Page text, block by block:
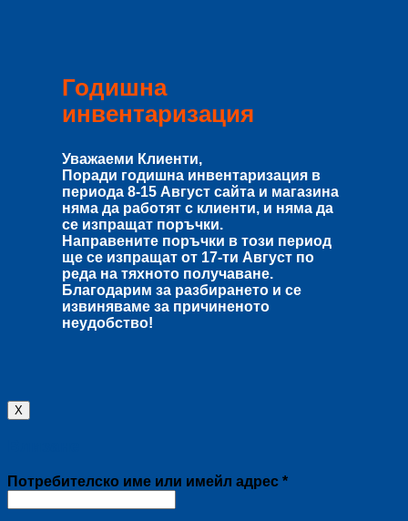
Годишна
инвентаризация
Уважаеми Клиенти,
Поради годишна инвентаризация в
периода 8-15 Август сайта и магазина
няма да работят с клиенти, и няма да
се изпращат поръчки.
Направените поръчки в този период
ще се изпращат от 17-ти Август по
реда на тяхното получаване.
Благодарим за разбирането и се
извиняваме за причиненото
неудобство!
X
Потребителско име или имейл адрес *Задължително